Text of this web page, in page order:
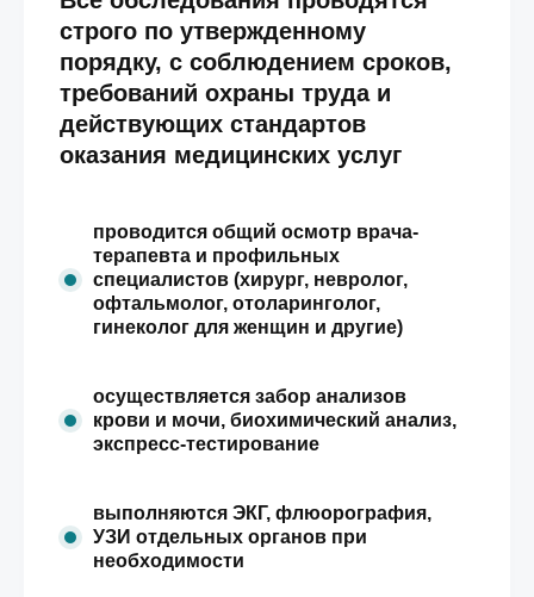
строго по утвержденному
порядку, с соблюдением сроков,
требований охраны труда и
действующих стандартов
оказания медицинских услуг
проводится общий осмотр врача-
терапевта и профильных
специалистов (хирург, невролог,
офтальмолог, отоларинголог,
гинеколог для женщин и другие)
осуществляется забор анализов
крови и мочи, биохимический анализ,
экспресс-тестирование
выполняются ЭКГ, флюорография,
УЗИ отдельных органов при
необходимости